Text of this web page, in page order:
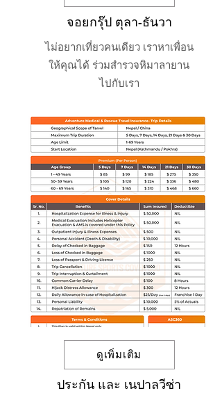
จอยกรุ๊ป ตุลา-ธันวา
ไม่อยากเที่ยวคนเดียว เราหาเพื่อน
ให้คุณได้ ร่วมสำรวจหิมาลายาน
ไปกับเรา
ดูเพิ่มเติม
ประกัน และ เนปาลวีซ่า